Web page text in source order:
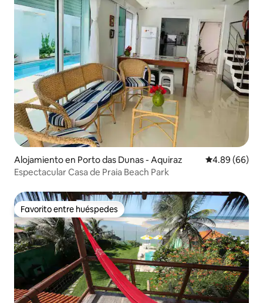
Alojamiento en Porto das Dunas - Aquiraz Calificación
4.89 (66)
Espectacular Casa de Praia Beach Park
Favorito entre huéspedes
Favorito entre huéspedes